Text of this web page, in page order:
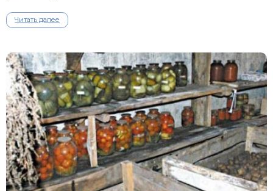
Читать далее